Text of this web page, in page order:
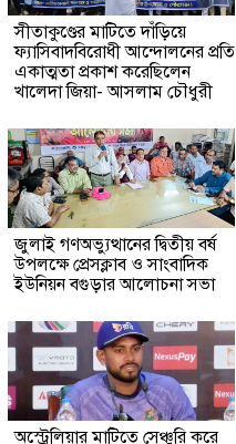
সীতাকুণ্ডের মাটিতে দাঁড়িয়ে
ফ্যাসিবাদবিরোধী আন্দোলনের প্রতি
একাত্মতা প্রকাশ করেছিলেন
খালেদা জিয়া- আসলাম চৌধুরী
জুলাই গণঅভ্যুত্থানের দ্বিতীয় বর্ষ
উপলক্ষে প্রেসক্লাব ও সাংবাদিক
ইউনিয়ন বগুড়ার আলোচনা সভা
অস্ট্রেলিয়ার মাটিতে সেঞ্চুরি করে